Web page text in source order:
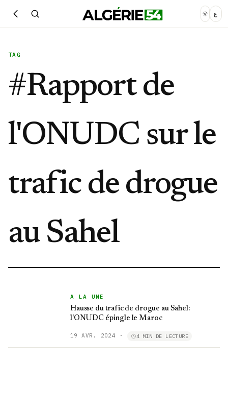
ع
TAG
#Rapport de
l'ONUDC sur le
trafic de drogue
au Sahel
A LA UNE
Hausse du trafic de drogue au Sahel:
l'ONUDC épingle le Maroc
19 AVR. 2024 · 4 MIN DE LECTURE